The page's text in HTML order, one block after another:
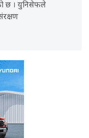
छ । युनिसेफले